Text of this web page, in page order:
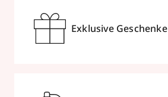
Exklusive Geschenke